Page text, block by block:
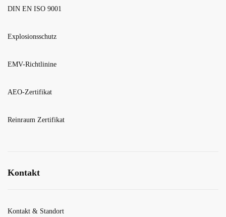
DIN EN ISO 9001
Explosionsschutz
EMV-Richtlinine
AEO-Zertifikat
Reinraum Zertifikat
Kontakt
Kontakt & Standort